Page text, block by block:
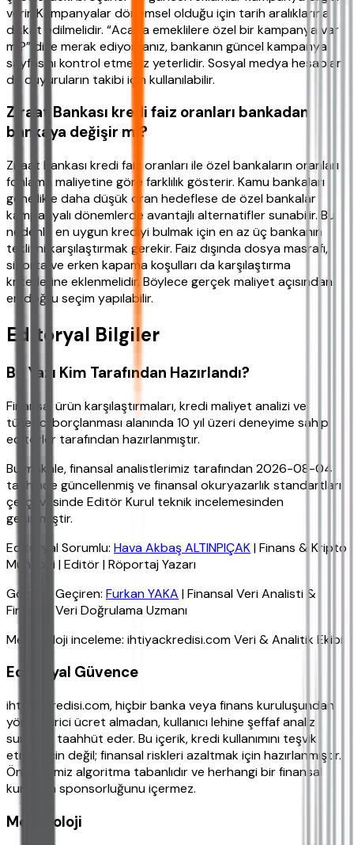
verir. Kampanyalar dönemsel olduğu için tarih aralıklarına
dikkat edilmelidir. “Acaba emeklilere özel bir kampanya var
mı?” diye merak ediyorsanız, bankanın güncel kampanya
sayfasını kontrol etmeniz yeterlidir. Sosyal medya hesapları
da duyuruların takibi için kullanılabilir.
Ziraat Bankası kredi faiz oranları bankadan
bankaya değişir mi?
Ziraat Bankası kredi faiz oranları ile özel bankaların oranları
fonlama maliyetine göre farklılık gösterir. Kamu bankaları
genellikle daha düşük oran hedeflese de özel bankalar
kampanyalı dönemlerde avantajlı alternatifler sunabilir. Bu
nedenle en uygun krediyi bulmak için en az üç bankanın
teklifini karşılaştırmak gerekir. Faiz dışında dosya masrafı,
sigorta ve erken kapama koşulları da karşılaştırma
kriterlerine eklenmelidir. Böylece gerçek maliyet açısından
en doğru seçim yapılabilir.
Editoryal Bilgiler
Bu Yazı Kim Tarafından Hazırlandı?
Finansal ürün karşılaştırmaları, kredi maliyet analizi ve
tüketici borçlanması alanında 10 yıl üzeri deneyime sahip
editörler tarafından hazırlanmıştır.
Bu makale, finansal analistlerimiz tarafından 2026-08-04
tarihinde güncellenmiş ve finansal okuryazarlık standartları
çerçevesinde Editör Kurul teknik incelemesinden
geçirilmiştir.
Editoryal Sorumlu: Hava Akbaş ALTINPIÇAK| Finans & Kripto
Muhabiri | Editör | Röportaj Yazarı
Gözden Geçiren: Furkan YAKA | Finansal Veri Analisti &
Finansal Veri Doğrulama Uzmanı
Metodoloji inceleme: ihtiyackredisi.com Veri & Analitik Ekibi
Editoryal Güvence
ihtiyackredisi.com, hiçbir banka veya finans kuruluşundan
yönlendirici ücret almadan, kullanıcı lehine şeffaf analiz
sunmayı taahhüt eder. Bu içerik, kredi kullanımını teşvik
etmek için değil; finansal riskleri azaltmak için hazırlanmıştır.
Önerilerimiz algoritma tabanlıdır ve herhangi bir finansal
kurumun sponsorluğunu içermez.
Metodoloji